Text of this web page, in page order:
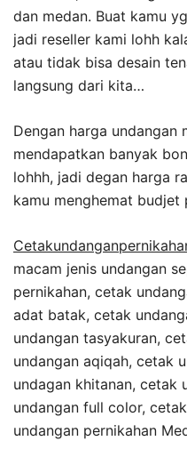
dan medan. Buat kamu
jadi reseller kami lohh
atau tidak bisa desain
langsung dari kita…
Dengan harga undangan
mendapatkan banyak
lohhh, jadi degan harga
kamu menghemat budjet
macam jenis undangan
pernikahan, cetak
adat batak, cetak
undangan tasyakuran,
undangan aqiqah, cetak
undagan khitanan, cetak
undangan full color,
undangan pernikahan